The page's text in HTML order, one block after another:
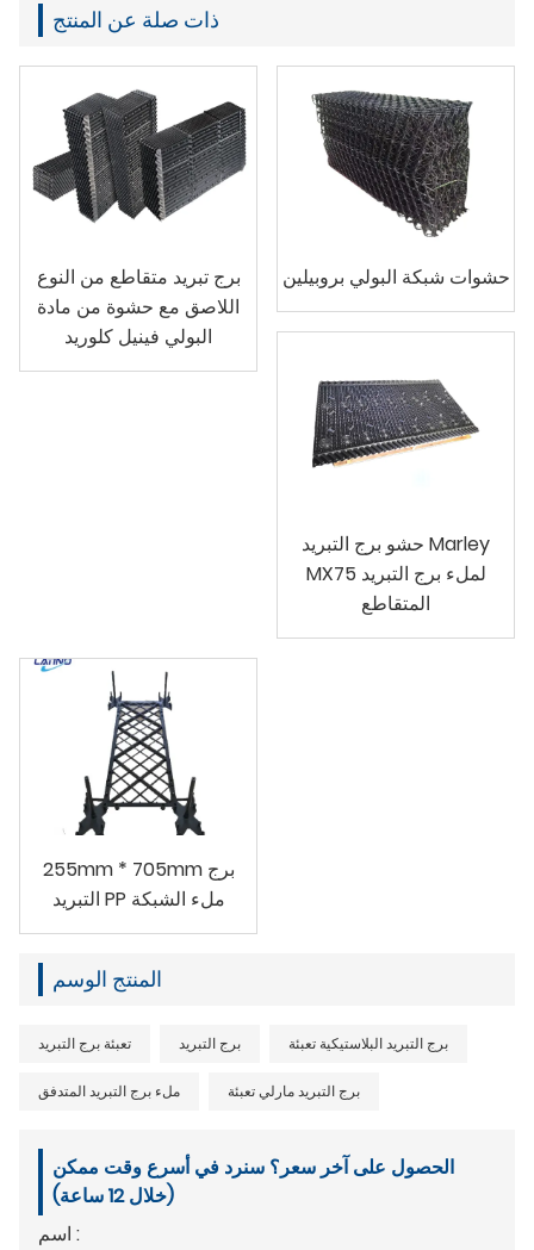
ذات صلة عن المنتج
برج تبريد متقاطع من النوع
اللاصق مع حشوة من مادة
البولي فينيل كلوريد
حشوات شبكة البولي بروبيلين
حشو برج التبريد Marley
MX75 لملء برج التبريد
المتقاطع
255mm * 705mm برج
التبريد PP ملء الشبكة
المنتج الوسم
تعبئة برج التبريد برج التبريد برج التبريد البلاستيكية تعبئة
ملء برج التبريد المتدفق برج التبريد مارلي تعبئة
الحصول على آخر سعر؟ سنرد في أسرع وقت ممكن
(خلال 12 ساعة)
اسم :